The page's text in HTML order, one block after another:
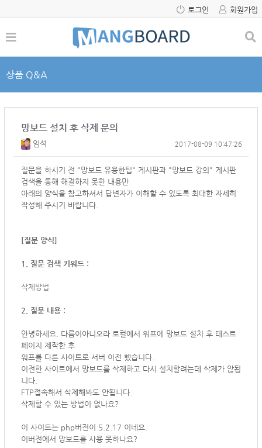
로그인 회원가입
상품 Q&A
망보드 설치 후 삭제 문의
임석 2017-08-09 10:47:26
질문을 하시기 전 "망보드 유용한팁" 게시판과 "망보드 강의" 게시판
검색을 통해 해결하지 못한 내용만
아래의 양식을 참고하셔서 답변자가 이해할 수 있도록 최대한 자세히
작성해 주시기 바랍니다.
[질문 양식]
1. 질문 검색 키워드 :
삭제방법
2. 질문 내용 :
안녕하세요. 다름이아니오라 로컬에서 워프에 망보드 설치 후 테스트
페이지 제작한 후
워프를 다른 사이트로 서버 이전 했습니다.
이전한 사이트에서 망보드를 삭제하고 다시 설치할려는데 삭제가 않됩
니다.
FTP접속해서 삭제해봐도 안됩니다.
삭제할 수 있는 방법이 없나요?
이 사이트는 php버전이 5.2.17 이네요.
이버전에서 망보드를 사용 못하나요?